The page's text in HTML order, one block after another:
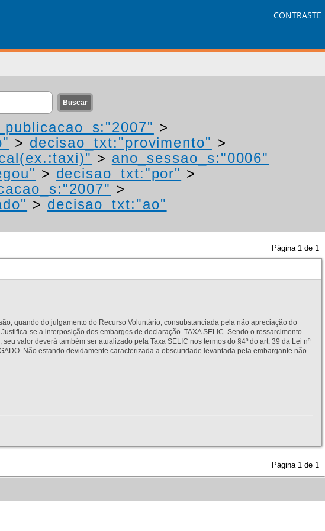
CONTRASTE
>
> decisao_txt:"provimento" >
> ano_sessao_s:"0006"
> decisao_txt:"por" >
>
> decisao_txt:"ao"
Página 1 de 1
quando do julgamento do Recurso Voluntário, consubstanciada pela não apreciação do
se a interposição dos embargos de declaração. TAXA SELIC. Sendo o ressarcimento
valor deverá também ser atualizado pela Taxa SELIC nos termos do §4º do art. 39 da Lei nº
Não estando devidamente caracterizada a obscuridade levantada pela embargante não
Página 1 de 1